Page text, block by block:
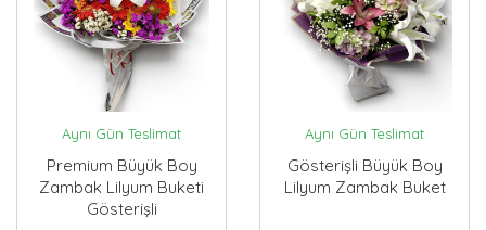
Aynı Gün Teslimat
Premium Büyük Boy
Zambak Lilyum Buketi
Gösterişli
Aynı Gün Teslimat
Gösterişli Büyük Boy
Lilyum Zambak Buket